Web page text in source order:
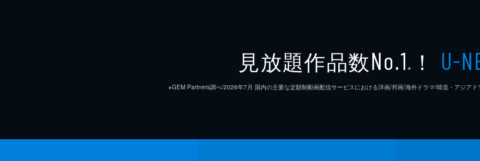
見放題作品数No.1 ※ ！ U-
※GEM Partners調べ/2026年7⽉ 国内の主要な定額制動画配信サービスにおける洋画/邦画/海外ドラマ/韓流・アジアド